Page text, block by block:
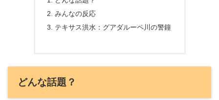
みんなの反応
テキサス洪水：グアダルーペ川の警鐘
どんな話題？